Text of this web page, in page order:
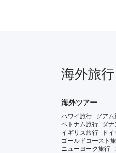
海外旅行
海外ツアー
ハワイ旅行 グアム
ベトナム旅行
ダナ
イギリス旅行
ド
ゴールドコースト
ニューヨーク旅行